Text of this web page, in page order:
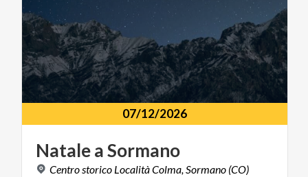
07/12/2026
NataleaSormano
Centro storico LocalitàColma, Sormano (CO)